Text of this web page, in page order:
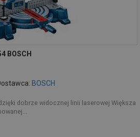
BOSCH
BOSCH
dobrze widocznej linii laserowej Większa